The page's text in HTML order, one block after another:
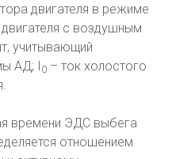
двигателя в режиме
двигателя с воздушным
учитывающий
АД; I 0 – ток холостого
времени ЭДС выбега
отношением